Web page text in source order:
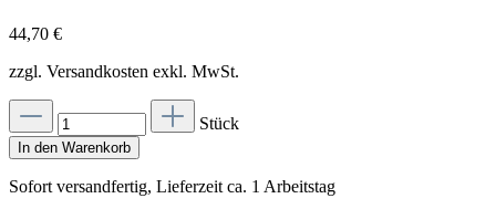
44,70 €
zzgl. Versandkosten exkl. MwSt.
Stück
In den Warenkorb
Sofort versandfertig, Lieferzeit ca. 1 Arbeitstag